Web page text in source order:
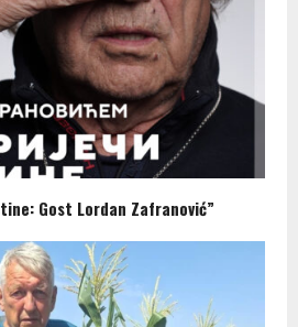
Gost Lordan Zafranović”